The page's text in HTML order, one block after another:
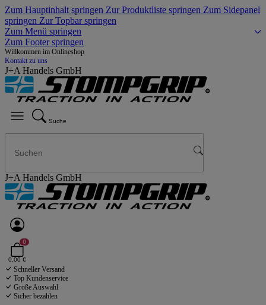
Zum Hauptinhalt springen Zur Produktliste springen Zum Sidepanel
springen Zur Topbar springen
Zum Menü springen
Zum Footer springen
Willkommen im Onlineshop
Kontakt zu uns
J+A Handels GmbH
Suche
J+A Handels GmbH
0
0,00 €
Schneller Versand
Top Kundenservice
Große Auswahl
Sicher bezahlen